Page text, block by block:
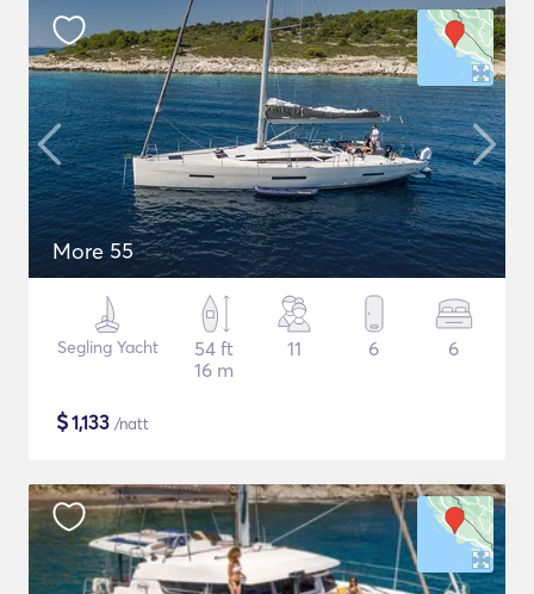
More 55
Segling Yacht
54 ft
16 m
11 6 6
$1,133 /natt